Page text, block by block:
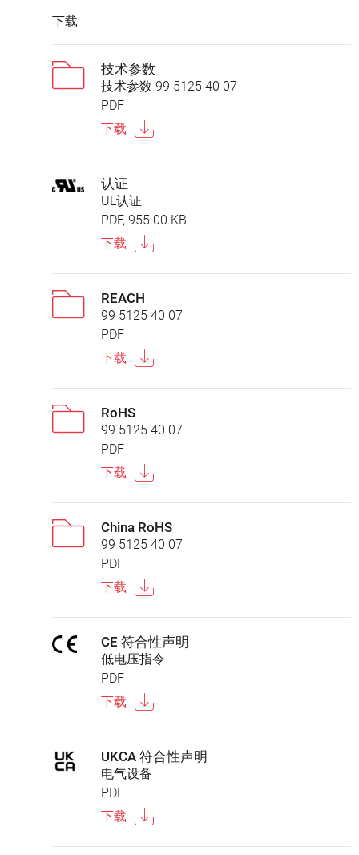
下载
技术参数
技术参数 99 5125 40 07
PDF
下载
认证
UL认证
PDF, 955.00 KB
下载
REACH
99 5125 40 07
PDF
下载
RoHS
99 5125 40 07
PDF
下载
China RoHS
99 5125 40 07
PDF
下载
CE 符合性声明
低电压指令
PDF
下载
UKCA 符合性声明
电气设备
PDF
下载